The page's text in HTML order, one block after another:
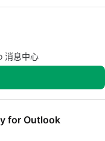
消息中心
for Outlook